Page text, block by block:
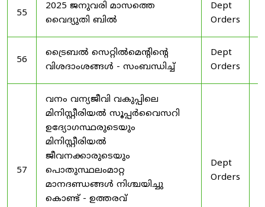
55
2025 ജനുവരി മാസത്തെ
വൈദ്യുതി ബിൽ
Dept
Orders
56
ട്രൈബൽ സെറ്റിൽമെൻ്റിൻ്റെ
വിശദാംശങ്ങൾ - സംബന്ധിച്ച്
Dept
Orders
57
വനം വന്യജീവി വകുപ്പിലെ
മിനിസ്റ്റീരിയൽ സൂപ്പർവൈസറി
ഉദ്യോഗസ്ഥരുടെയും
മിനിസ്റ്റീരിയൽ
ജീവനക്കാരുടെയും
പൊതുസ്ഥലംമാറ്റ
മാനദണ്ഡങ്ങൾ നിശ്ചയിച്ചു
കൊണ്ട് - ഉത്തരവ്
Dept
Orders